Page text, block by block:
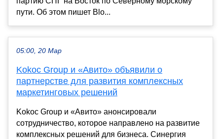
пути. Об этом пишет Blo...
05:00, 20 Мар
Kokoc Group и «Авито» объявили о
партнерстве для развития комплексных
маркетинговых решений
Kokoc Group и «Авито» анонсировали
сотрудничество, которое направлено на развитие
комплексных решений для бизнеса. Синергия